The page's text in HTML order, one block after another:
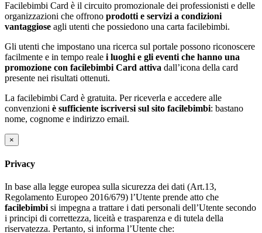
Facilebimbi Card è il circuito promozionale dei professionisti e delle
organizzazioni che offrono prodotti e servizi a condizioni
vantaggiose agli utenti che possiedono una carta facilebimbi.
Gli utenti che impostano una ricerca sul portale possono riconoscere
facilmente e in tempo reale i luoghi e gli eventi che hanno una
promozione con facilebimbi Card attiva dall’icona della card
presente nei risultati ottenuti.
La facilebimbi Card è gratuita. Per riceverla e accedere alle
convenzioni è sufficiente iscriversi sul sito facilebimbi: bastano
nome, cognome e indirizzo email.
×
Privacy
In base alla legge europea sulla sicurezza dei dati (Art.13,
Regolamento Europeo 2016/679) l’Utente prende atto che
facilebimbi si impegna a trattare i dati personali dell’Utente secondo
i principi di correttezza, liceità e trasparenza e di tutela della
riservatezza. Pertanto, si informa l’Utente che: